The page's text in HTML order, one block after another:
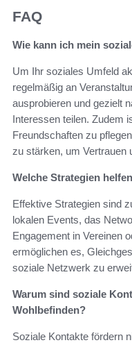
FAQ
Wie kann ich mein
Um Ihr soziales Umfeld
regelmäßig an
ausprobieren und gezielt
Interessen teilen. Zudem
Freundschaften zu
zu stärken, um Vertrauen
Welche Strategien
Effektive Strategien sind
lokalen Events, das
Engagement in Vereinen
ermöglichen es,
soziale Netzwerk zu
Warum sind soziale
Wohlbefinden?
Soziale Kontakte fördern